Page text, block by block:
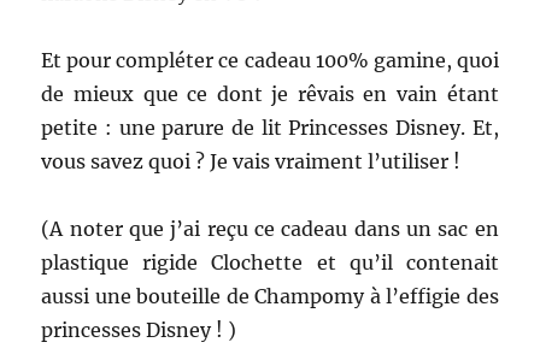
Et pour compléter ce cadeau 100% gamine, quoi
de mieux que ce dont je rêvais en vain étant
petite : une parure de lit Princesses Disney. Et,
vous savez quoi ? Je vais vraiment l’utiliser !
(A noter que j’ai reçu ce cadeau dans un sac en
plastique rigide Clochette et qu’il contenait
aussi une bouteille de Champomy à l’effigie des
princesses Disney ! )